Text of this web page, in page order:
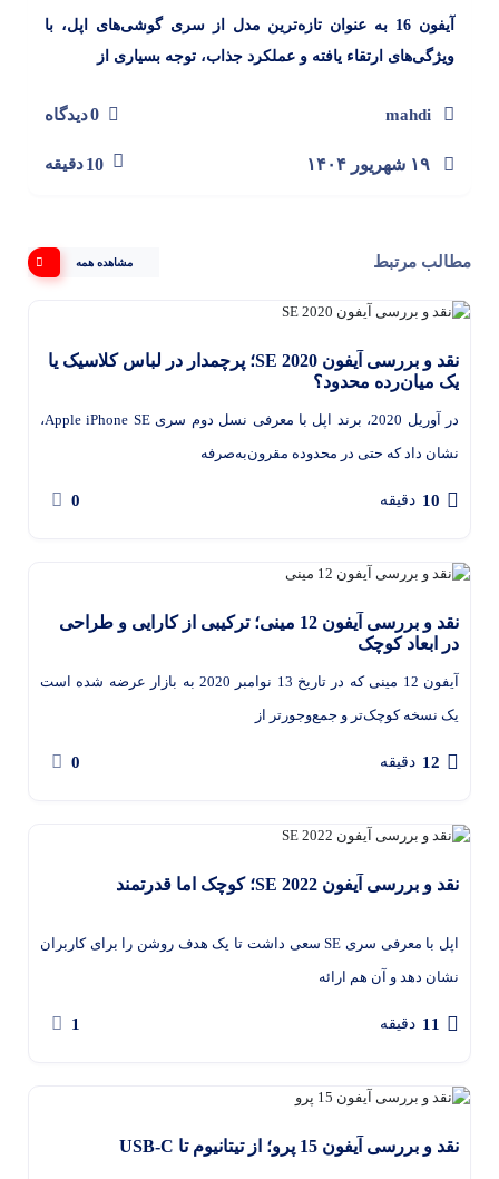
آیفون 16 به عنوان تازه‌ترین مدل از سری گوشی‌های اپل، با
ویژگی‌های ارتقاء یافته و عملکرد جذاب، توجه بسیاری از
mahdi
0دیدگاه
۱۹ شهریور ۱۴۰۴ 10دقیقه
مطالب مرتبط مشاهده همه
نقد و بررسی آیفون SE 2020؛ پرچمدار در لباس کلاسیک یا
یک میان‌رده محدود؟
در آوریل 2020، برند اپل با معرفی نسل دوم سری Apple iPhone SE،
نشان داد که حتی در محدوده مقرون‌به‌صرفه
10 دقیقه 0
نقد و بررسی آیفون 12 مینی؛ ترکیبی از کارایی و طراحی
در ابعاد کوچک
آیفون 12 مینی که در تاریخ 13 نوامبر 2020 به بازار عرضه شده است
یک نسخه کوچک‌تر و جمع‌وجورتر از
12 دقیقه 0
نقد و بررسی آیفون SE 2022؛ کوچک اما قدرتمند
اپل با معرفی سری SE سعی داشت تا یک هدف روشن را برای کاربران
نشان دهد و آن هم ارائه
11 دقیقه 1
نقد و بررسی آیفون 15 پرو؛ از تیتانیوم تا USB-C